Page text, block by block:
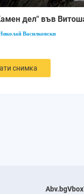
дел" във
Василковски
снимка
Abv.bg